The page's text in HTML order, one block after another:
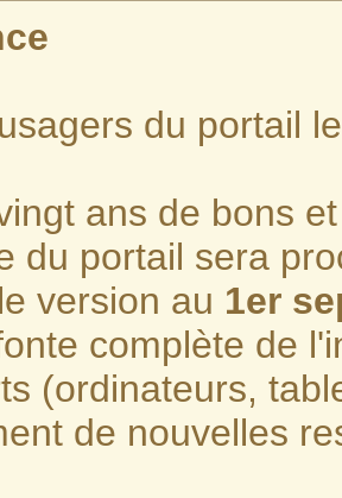
du portail
ans de bons
du portail sera
version au 1er
complète de
(ordinateurs,
de nouvelles